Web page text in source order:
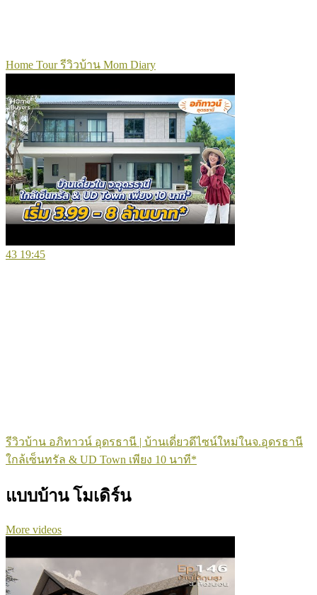
Home Tour รีวิวบ้าน Mom Diary
43 19:45
รีวิวบ้าน อภิทาวน์ อุดรธานี | บ้านเดี่ยวดีไซน์ใหม่ในจ.อุดรธานี
ใกล้เซ็นทรัล & UD Town เพียง 10 นาที*
แบบบ้าน โมเดิร์น
More videos